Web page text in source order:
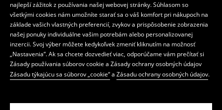
najlepší zážitok z používania našej webovej stránky. Súhlasom so
všetkými cookies nám umožníte starať sa o váš komfort pri nákupoch na
základe vašich vlastných preferencií, zvykov a prispôsobenie zobrazenia
našej ponuky individuálne vašim potrebám alebo personalizovanej
inzercii. Svoj výber môžete kedykoľvek zmeniť kliknutím na možnosť
„Nastavenia“. Ak sa chcete dozvedieť viac, odporúčame vám prečítať si
Zásady používania súborov cookie a Zásady ochrany osobných údajov
Zásadu týkajúcu sa súborov „cookie“a Zásadu ochrany osobných údajov.